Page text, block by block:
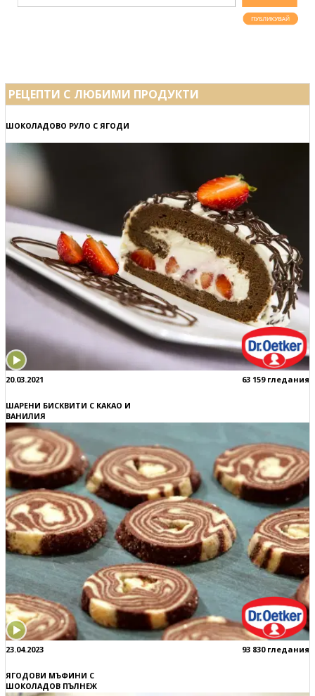
РЕЦЕПТИ С ЛЮБИМИ ПРОДУКТИ
ШОКОЛАДОВО РУЛО С ЯГОДИ
20.03.2021 63 159 гледания
ШАРЕНИ БИСКВИТИ С КАКАО И
ВАНИЛИЯ
23.04.2023 93 830 гледания
ЯГОДОВИ МЪФИНИ С
ШОКОЛАДОВ ПЪЛНЕЖ